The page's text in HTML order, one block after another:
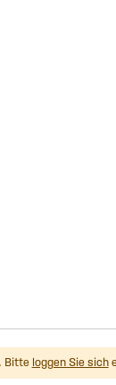
Bitte loggen Sie sich